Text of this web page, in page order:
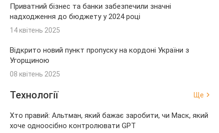
Приватний бізнес та банки забезпечили значні
надходження до бюджету у 2024 році
14 квітень 2025
Відкрито новий пункт пропуску на кордоні України з
Угорщиною
08 квітень 2025
Технології Ще
Хто правий: Альтман, який бажає заробити, чи Маск, який
хоче одноосібно контролювати GPT